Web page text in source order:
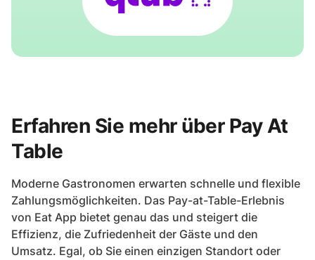
Erfahren Sie mehr über Pay At
Table
Moderne Gastronomen erwarten schnelle und flexible
Zahlungsmöglichkeiten. Das Pay-at-Table-Erlebnis
von Eat App bietet genau das und steigert die
Effizienz, die Zufriedenheit der Gäste und den
Umsatz. Egal, ob Sie einen einzigen Standort oder